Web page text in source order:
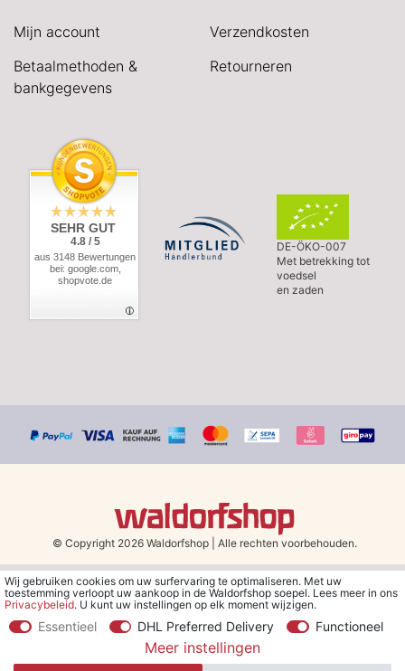
Mijn account
Betaalmethoden &
bankgegevens
Verzendkosten
Retourneren
SEHR GUT
4.8 / 5
aus 3148 Bewertungen
bei: google.com,
shopvote.de
DE-ÖKO-007
Met betrekking tot
voedsel
en zaden
© Copyright 2026 Waldorfshop Alle rechten voorbehouden.
*Gratis verzending in Nederland en België vanaf 79 euro bij het
kiezen van de verzendmethode "DHL - Besparing op
**Je ontvangt de kortingsbon van € 5 per e-mail nadat je je hebt
aangemeld voor de nieuwsbrief. De kortingsbon is 30 dagen geldig
Wij gebruiken cookies om uw surfervaring te optimaliseren. Met uw
toestemming verloopt uw aankoop in de Waldorfshop soepel. Lees meer in ons
Privacybeleid. U kunt uw instellingen op elk moment wijzigen.
Essentieel DHL Preferred Delivery Functioneel
Meer instellingen